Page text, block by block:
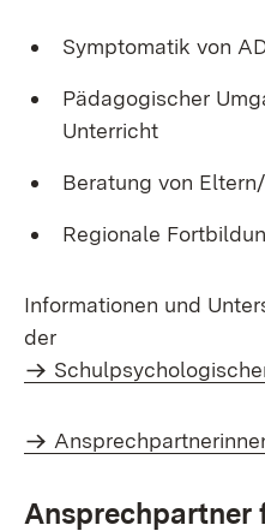
Symptomatik von
Pädagogischer
Unterricht
Beratung von
Regionale
Informationen und
der
Ansprechpartner